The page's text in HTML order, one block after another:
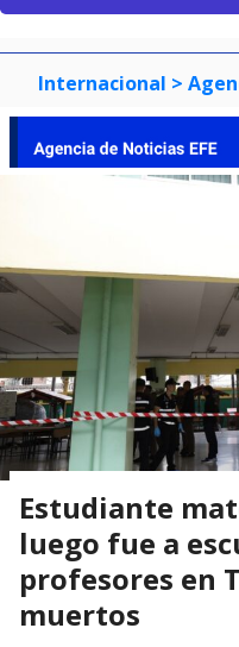
Internacional >
Estudiante
luego fue a
profesores en
muertos